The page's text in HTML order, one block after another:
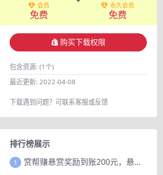
会员
免费
永久会员
免费
购买下载权限
包含资源: (1个)
最近更新: 2022-04-08
下载遇到问题？可联系客服或反馈
排行榜展示
1 赏帮赚悬赏奖励到账200元，悬赏任务多劳多得，人人可做。